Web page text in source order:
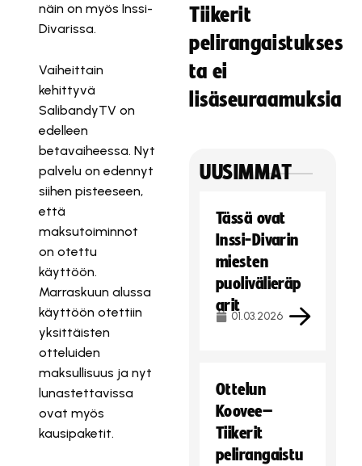
näin on myös Inssi-
Divarissa.
Vaiheittain
kehittyvä
SalibandyTV on
edelleen
betavaiheessa. Nyt
palvelu on edennyt
siihen pisteeseen,
että
maksutoiminnot
on otettu
käyttöön.
Marraskuun alussa
käyttöön otettiin
yksittäisten
otteluiden
maksullisuus ja nyt
lunastettavissa
ovat myös
kausipaketit.
Tiikerit
pelirangaistukses
ta ei
lisäseuraamuksia
UUSIMMAT
Tässä ovat
Inssi-Divarin
miesten
puolivälieräp
arit
01.03.2026
Ottelun
Koovee–
Tiikerit
pelirangaistu